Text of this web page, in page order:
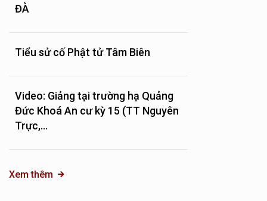
ĐÀ
Tiểu sử cố Phật tử Tâm Biên
Video: Giảng tại trường hạ Quảng
Đức Khoá An cư kỳ 15 (TT Nguyên
Trực,...
Xem thêm